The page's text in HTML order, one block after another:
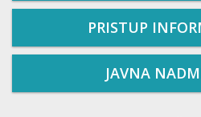
PRISTUP
JAVNA